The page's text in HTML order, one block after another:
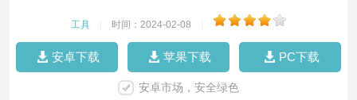
工具 时间：2024-02-08
安卓下载 苹果下载 PC下载
安卓市场，安全绿色